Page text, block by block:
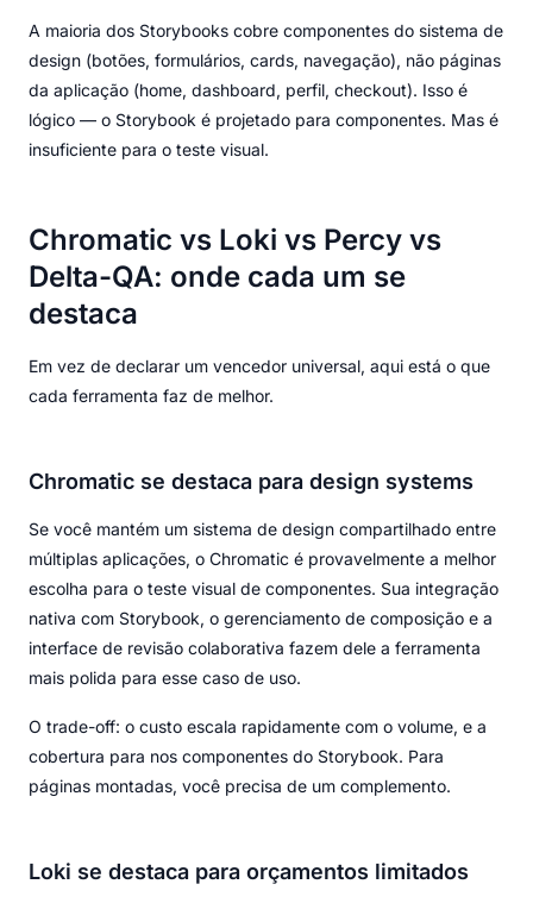
A maioria dos Storybooks cobre componentes do sistema de
design (botões, formulários, cards, navegação), não páginas
da aplicação (home, dashboard, perfil, checkout). Isso é
lógico — o Storybook é projetado para componentes. Mas é
insuficiente para o teste visual.
Chromatic vs Loki vs Percy vs
Delta-QA: onde cada um se
destaca
Em vez de declarar um vencedor universal, aqui está o que
cada ferramenta faz de melhor.
Chromatic se destaca para design systems
Se você mantém um sistema de design compartilhado entre
múltiplas aplicações, o Chromatic é provavelmente a melhor
escolha para o teste visual de componentes. Sua integração
nativa com Storybook, o gerenciamento de composição e a
interface de revisão colaborativa fazem dele a ferramenta
mais polida para esse caso de uso.
O trade-off: o custo escala rapidamente com o volume, e a
cobertura para nos componentes do Storybook. Para
páginas montadas, você precisa de um complemento.
Loki se destaca para orçamentos limitados